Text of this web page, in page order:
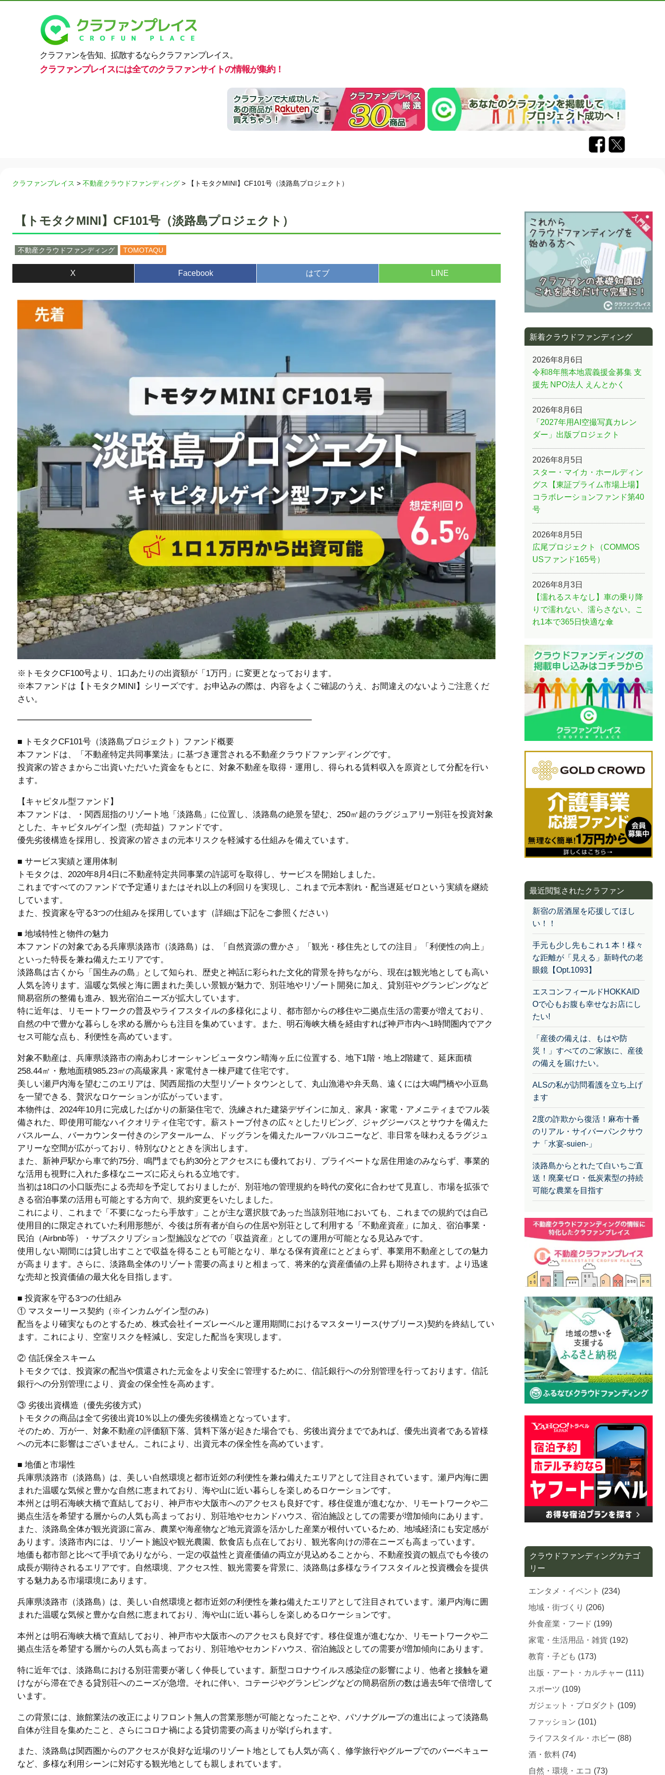
クラファンを告知、拡散するならクラファンプレイス。
クラファンプレイスには全てのクラファンサイトの情報が集約！
クラファンプレイス > 不動産クラウドファンディング > 【トモタクMINI】CF101号（淡路島プロジェクト）
【トモタクMINI】CF101号（淡路島プロジェクト）
不動産クラウドファンディング TOMOTAQU
X Facebook はてブ LINE
※トモタクCF100号より、1口あたりの出資額が「1万円」に変更となっております。
※本ファンドは【トモタクMINI】シリーズです。お申込みの際は、内容をよくご確認のうえ、お間違えのないようご注意くだ
さい。
━━━━━━━━━━━━━━━━━━━━━━━━━━━━━━━━━━━
■ トモタクCF101号（淡路島プロジェクト）ファンド概要
本ファンドは、「不動産特定共同事業法」に基づき運営される不動産クラウドファンディングです。
投資家の皆さまからご出資いただいた資金をもとに、対象不動産を取得・運用し、得られる賃料収入を原資として分配を行い
ます。
【キャピタル型ファンド】
本ファンドは、・関西屈指のリゾート地「淡路島」に位置し、淡路島の絶景を望む、250㎡超のラグジュアリー別荘を投資対象
とした、キャピタルゲイン型（売却益）ファンドです。
優先劣後構造を採用し、投資家の皆さまの元本リスクを軽減する仕組みを備えています。
■ サービス実績と運用体制
トモタクは、2020年8月4日に不動産特定共同事業の許認可を取得し、サービスを開始しました。
これまですべてのファンドで予定通りまたはそれ以上の利回りを実現し、これまで元本割れ・配当遅延ゼロという実績を継続
しています。
また、投資家を守る3つの仕組みを採用しています（詳細は下記をご参照ください）
■ 地域特性と物件の魅力
本ファンドの対象である兵庫県淡路市（淡路島）は、「自然資源の豊かさ」「観光・移住先としての注目」「利便性の向上」
といった特長を兼ね備えたエリアです。
淡路島は古くから「国生みの島」として知られ、歴史と神話に彩られた文化的背景を持ちながら、現在は観光地としても高い
人気を誇ります。温暖な気候と海に囲まれた美しい景観が魅力で、別荘地やリゾート開発に加え、貸別荘やグランピングなど
簡易宿所の整備も進み、観光宿泊ニーズが拡大しています。
特に近年は、リモートワークの普及やライフスタイルの多様化により、都市部からの移住や二拠点生活の需要が増えており、
自然の中で豊かな暮らしを求める層からも注目を集めています。また、明石海峡大橋を経由すれば神戸市内へ1時間圏内でアク
セス可能な点も、利便性を高めています。
対象不動産は、兵庫県淡路市の南あわじオーシャンビュータウン晴海ヶ丘に位置する、地下1階・地上2階建て、延床面積
258.44㎡・敷地面積985.23㎡の高級家具・家電付き一棟戸建て住宅です。
美しい瀬戸内海を望むこのエリアは、関西屈指の大型リゾートタウンとして、丸山漁港や弁天島、遠くには大鳴門橋や小豆島
を一望できる、贅沢なロケーションが広がっています。
本物件は、2024年10月に完成したばかりの新築住宅で、洗練された建築デザインに加え、家具・家電・アメニティまでフル装
備された、即使用可能なハイクオリティ住宅です。薪ストーブ付きの広々としたリビング、ジャグジーバスとサウナを備えた
バスルーム、バーカウンター付きのシアタールーム、ドッグランを備えたルーフバルコニーなど、非日常を味わえるラグジュ
アリーな空間が広がっており、特別なひとときを演出します。
また、新神戸駅から車で約75分、鳴門までも約30分とアクセスにも優れており、プライベートな居住用途のみならず、事業的
な活用も視野に入れた多様なニーズに応えられる立地です。
当初は18口の小口販売による売却を予定しておりましたが、別荘地の管理規約を時代の変化に合わせて見直し、市場を拡張で
きる宿泊事業の活用も可能とする方向で、規約変更をいたしました。
これにより、これまで「不要になったら手放す」ことが主な選択肢であった当該別荘地においても、これまでの規約では自己
使用目的に限定されていた利用形態が、今後は所有者が自らの住居や別荘として利用する「不動産資産」に加え、宿泊事業・
民泊（Airbnb等）・サブスクリプション型施設などでの「収益資産」としての運用が可能となる見込みです。
使用しない期間には貸し出すことで収益を得ることも可能となり、単なる保有資産にとどまらず、事業用不動産としての魅力
が高まります。さらに、淡路島全体のリゾート需要の高まりと相まって、将来的な資産価値の上昇も期待されます。より迅速
な売却と投資価値の最大化を目指します。
■ 投資家を守る3つの仕組み
① マスターリース契約（※インカムゲイン型のみ）
配当をより確実なものとするため、株式会社イーズレーベルと運用期間におけるマスターリース(サブリース)契約を終結してい
ます。これにより、空室リスクを軽減し、安定した配当を実現します。
② 信託保全スキーム
トモタクでは、投資家の配当や償還された元金をより安全に管理するために、信託銀行への分別管理を行っております。信託
銀行への分別管理により、資金の保全性を高めます。
③ 劣後出資構造（優先劣後方式）
トモタクの商品は全て劣後出資10％以上の優先劣後構造となっています。
そのため、万が一、対象不動産の評価額下落、賃料下落が起きた場合でも、劣後出資分までであれば、優先出資者である皆様
への元本に影響はございません。これにより、出資元本の保全性を高めています。
■ 地価と市場性
兵庫県淡路市（淡路島）は、美しい自然環境と都市近郊の利便性を兼ね備えたエリアとして注目されています。瀬戸内海に囲
まれた温暖な気候と豊かな自然に恵まれており、海や山に近い暮らしを楽しめるロケーションです。
本州とは明石海峡大橋で直結しており、神戸市や大阪市へのアクセスも良好です。移住促進が進むなか、リモートワークや二
拠点生活を希望する層からの人気も高まっており、別荘地やセカンドハウス、宿泊施設としての需要が増加傾向にあります。
また、淡路島全体が観光資源に富み、農業や海産物など地元資源を活かした産業が根付いているため、地域経済にも安定感が
あります。淡路市内には、リゾート施設や観光農園、飲食店も点在しており、観光客向けの滞在ニーズも高まっています。
地価も都市部と比べて手頃でありながら、一定の収益性と資産価値の両立が見込めることから、不動産投資の観点でも今後の
成長が期待されるエリアです。自然環境、アクセス性、観光需要を背景に、淡路島は多様なライフスタイルと投資機会を提供
する魅力ある市場環境にあります。
兵庫県淡路市（淡路島）は、美しい自然環境と都市近郊の利便性を兼ね備えたエリアとして注目されています。瀬戸内海に囲
まれた温暖な気候と豊かな自然に恵まれており、海や山に近い暮らしを楽しめるロケーションです。
本州とは明石海峡大橋で直結しており、神戸市や大阪市へのアクセスも良好です。移住促進が進むなか、リモートワークや二
拠点生活を希望する層からの人気も高まっており、別荘地やセカンドハウス、宿泊施設としての需要が増加傾向にあります。
特に近年では、淡路島における別荘需要が著しく伸長しています。新型コロナウイルス感染症の影響により、他者と接触を避
けながら滞在できる貸別荘へのニーズが急増。それに伴い、コテージやグランピングなどの簡易宿所の数は過去5年で倍増して
います。
この背景には、旅館業法の改正によりフロント無人の営業形態が可能となったことや、パソナグループの進出によって淡路島
自体が注目を集めたこと、さらにコロナ禍による貸切需要の高まりが挙げられます。
また、淡路島は関西圏からのアクセスが良好な近場のリゾート地としても人気が高く、修学旅行やグループでのバーベキュー
など、多様な利用シーンに対応する観光地としても親しまれています。
新着クラウドファンディング
2026年8月6日
令和8年熊本地震義援金募集 支
援先 NPO法人 えんとかく
2026年8月6日
「2027年用AI空撮写真カレン
ダー」出版プロジェクト
2026年8月5日
スター・マイカ・ホールディン
グス【東証プライム市場上場】
コラボレーションファンド第40
号
2026年8月5日
広尾プロジェクト（COMMOS
USファンド165号）
2026年8月3日
【濡れるスキなし】車の乗り降
りで濡れない、濡らさない。こ
れ1本で365日快適な傘
最近閲覧されたクラファン
新宿の居酒屋を応援してほし
い！！
手元も少し先もこれ１本！様々
な距離が「見える」新時代の老
眼鏡【Opt.1093】
エスコンフィールドHOKKAID
Oで心もお腹も幸せなお店にし
たい!
「産後の備えは、もはや防
災！」すべてのご家族に、産後
の備えを届けたい。
ALSの私が訪問看護を立ち上げ
ます
2度の詐欺から復活！麻布十番
のリアル・サイバーパンクサウ
ナ「水宴-suien-」
淡路島からとれたて白いちご直
送！廃棄ゼロ・低炭素型の持続
可能な農業を目指す
クラウドファンディングカテゴ
リー
エンタメ・イベント (234)
地域・街づくり (206)
外食産業・フード (199)
家電・生活用品・雑貨 (192)
教育・子ども (173)
出版・アート・カルチャー (111)
スポーツ (109)
ガジェット・プロダクト (109)
ファッション (101)
ライフスタイル・ホビー (88)
酒・飲料 (74)
自然・環境・エコ (73)